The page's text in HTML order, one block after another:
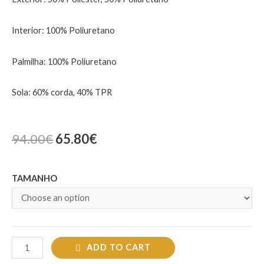
Interior: 100% Poliuretano
Palmilha: 100% Poliuretano
Sola: 60% corda, 40% TPR
94.00€65.80€
TAMANHO
ADD TO CART